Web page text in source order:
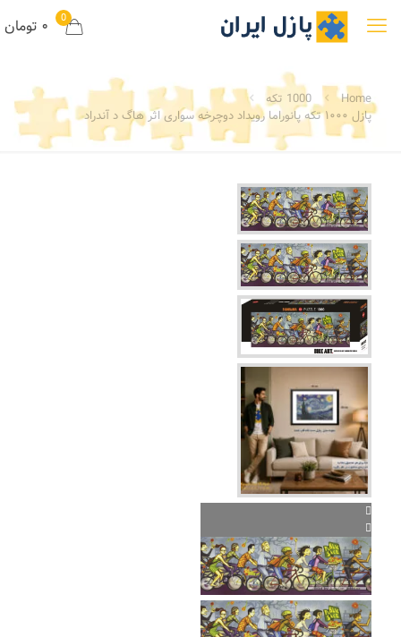
0 ۰ تومان
Home
1000 تکه
پازل ۱۰۰۰ تکه پانوراما رویداد دوچرخه سواری اثر هاگ د آندراد